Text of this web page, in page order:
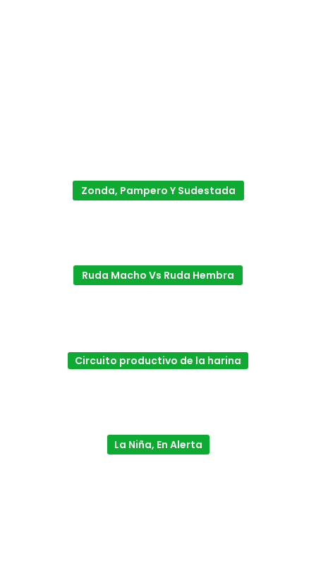
Zonda, Pampero Y Sudestada
Ruda Macho Vs Ruda Hembra
Circuito productivo de la harina
La Niña, En Alerta